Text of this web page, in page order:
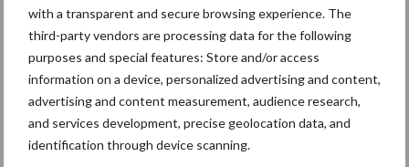
with a transparent and secure browsing experience. The
third-party vendors are processing data for the following
purposes and special features: Store and/or access
information on a device, personalized advertising and content,
advertising and content measurement, audience research,
and services development, precise geolocation data, and
identification through device scanning.
23 dec
10 praktisch tips om je voor te
bereiden op mogelijke uitval van het
stroomnet
23 dec
EU-pluimveesector groeit door,
maar tempo vlakt af